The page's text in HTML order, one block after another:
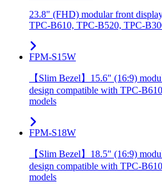
23.8" (FHD) modular front
TPC-B610, TPC-B520, TPC-
FPM-S15W
【Slim Bezel】15.6" (16:9)
design compatible with TPC-
models
FPM-S18W
【Slim Bezel】18.5" (16:9)
design compatible with TPC-
models